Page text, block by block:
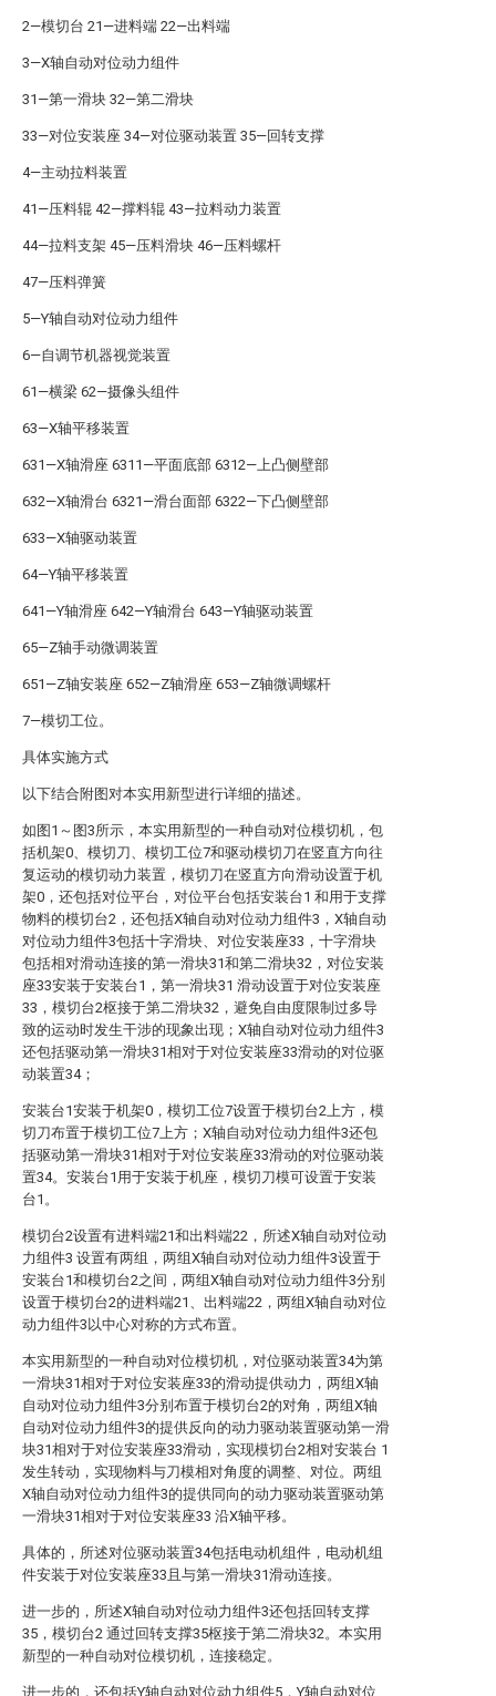
2—模切台 21—进料端 22—出料端
3—X轴自动对位动力组件
31—第一滑块 32—第二滑块
33—对位安装座 34—对位驱动装置 35—回转支撑
4—主动拉料装置
41—压料辊 42—撑料辊 43—拉料动力装置
44—拉料支架 45—压料滑块 46—压料螺杆
47—压料弹簧
5—Y轴自动对位动力组件
6—自调节机器视觉装置
61—横梁 62—摄像头组件
63—X轴平移装置
631—X轴滑座 6311—平面底部 6312—上凸侧壁部
632—X轴滑台 6321—滑台面部 6322—下凸侧壁部
633—X轴驱动装置
64—Y轴平移装置
641—Y轴滑座 642—Y轴滑台 643—Y轴驱动装置
65—Z轴手动微调装置
651—Z轴安装座 652—Z轴滑座 653—Z轴微调螺杆
7—模切工位。
具体实施方式
以下结合附图对本实用新型进行详细的描述。
如图1～图3所示，本实用新型的一种自动对位模切机，包
括机架0、模切刀、模切工位7和驱动模切刀在竖直方向往
复运动的模切动力装置，模切刀在竖直方向滑动设置于机
架0，还包括对位平台，对位平台包括安装台1 和用于支撑
物料的模切台2，还包括X轴自动对位动力组件3，X轴自动
对位动力组件3包括十字滑块、对位安装座33，十字滑块
包括相对滑动连接的第一滑块31和第二滑块32，对位安装
座33安装于安装台1，第一滑块31 滑动设置于对位安装座
33，模切台2枢接于第二滑块32，避免自由度限制过多导
致的运动时发生干涉的现象出现；X轴自动对位动力组件3
还包括驱动第一滑块31相对于对位安装座33滑动的对位驱
动装置34；
安装台1安装于机架0，模切工位7设置于模切台2上方，模
切刀布置于模切工位7上方；X轴自动对位动力组件3还包
括驱动第一滑块31相对于对位安装座33滑动的对位驱动装
置34。安装台1用于安装于机座，模切刀模可设置于安装
台1。
模切台2设置有进料端21和出料端22，所述X轴自动对位动
力组件3 设置有两组，两组X轴自动对位动力组件3设置于
安装台1和模切台2之间，两组X轴自动对位动力组件3分别
设置于模切台2的进料端21、出料端22，两组X轴自动对位
动力组件3以中心对称的方式布置。
本实用新型的一种自动对位模切机，对位驱动装置34为第
一滑块31相对于对位安装座33的滑动提供动力，两组X轴
自动对位动力组件3分别布置于模切台2的对角，两组X轴
自动对位动力组件3的提供反向的动力驱动装置驱动第一滑
块31相对于对位安装座33滑动，实现模切台2相对安装台 1
发生转动，实现物料与刀模相对角度的调整、对位。两组
X轴自动对位动力组件3的提供同向的动力驱动装置驱动第
一滑块31相对于对位安装座33 沿X轴平移。
具体的，所述对位驱动装置34包括电动机组件，电动机组
件安装于对位安装座33且与第一滑块31滑动连接。
进一步的，所述X轴自动对位动力组件3还包括回转支撑
35，模切台2 通过回转支撑35枢接于第二滑块32。本实用
新型的一种自动对位模切机，连接稳定。
进一步的，还包括Y轴自动对位动力组件5，Y轴自动对位